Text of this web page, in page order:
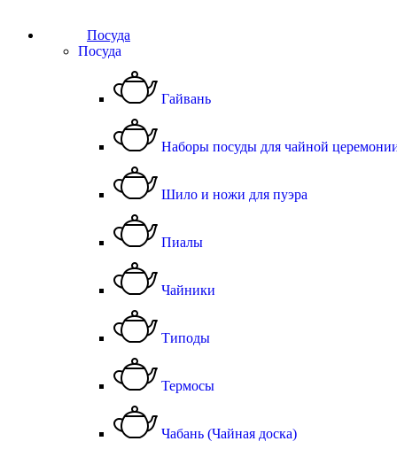
Посуда
Посуда
Гайвань
Наборы посуды для чайной
Шило и ножи для пуэра
Пиалы
Чайники
Типоды
Термосы
Чабань (Чайная доска)